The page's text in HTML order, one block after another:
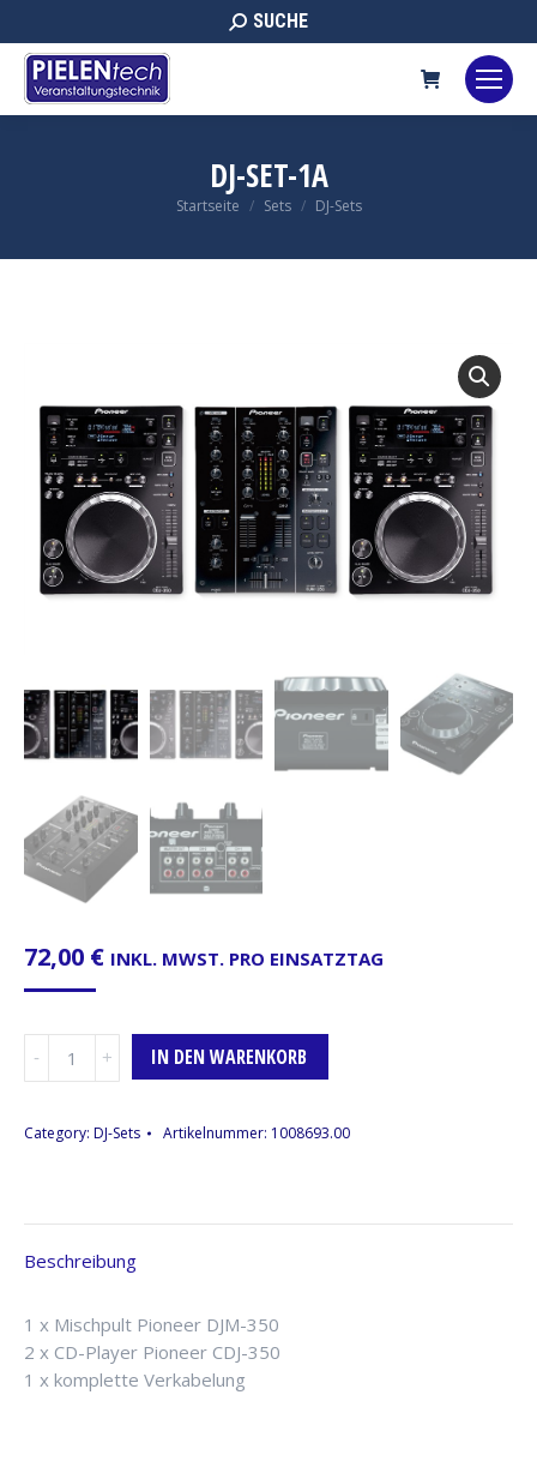
Search:
SUCHE
DJ-SET-1A
Sie befinden sich hier:
Startseite Sets DJ-Sets
72,00 € INKL. MWST. PRO EINSATZTAG
Menge
IN DEN WARENKORB
Category: DJ-Sets Artikelnummer: 1008693.00
Beschreibung
1 x Mischpult Pioneer DJM-350
2 x CD-Player Pioneer CDJ-350
1 x komplette Verkabelung